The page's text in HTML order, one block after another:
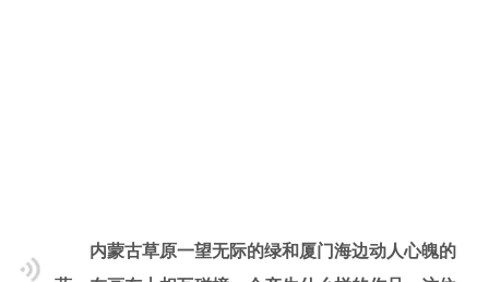
内蒙古草原一望无际的绿和厦门海边动人心魄的